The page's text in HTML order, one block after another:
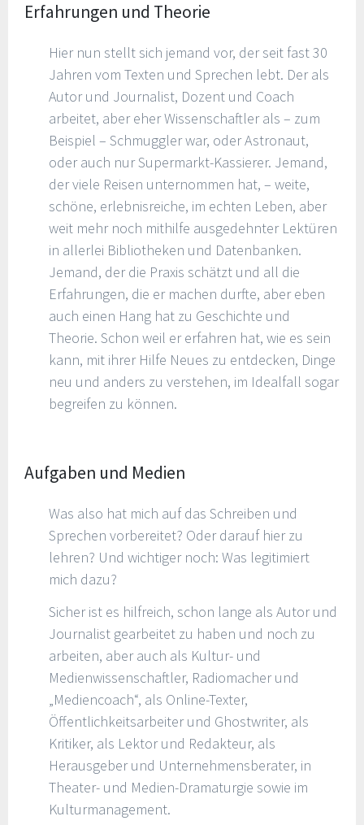
Erfahrungen und Theorie
Hier nun stellt sich jemand vor, der seit fast 30
Jahren vom Texten und Sprechen lebt. Der als
Autor und Journalist, Dozent und Coach
arbeitet, aber eher Wissenschaftler als – zum
Beispiel – Schmuggler war, oder Astronaut,
oder auch nur Supermarkt-Kassierer. Jemand,
der viele Reisen unternommen hat, – weite,
schöne, erlebnisreiche, im echten Leben, aber
weit mehr noch mithilfe ausgedehnter Lektüren
in allerlei Bibliotheken und Datenbanken.
Jemand, der die Praxis schätzt und all die
Erfahrungen, die er machen durfte, aber eben
auch einen Hang hat zu Geschichte und
Theorie. Schon weil er erfahren hat, wie es sein
kann, mit ihrer Hilfe Neues zu entdecken, Dinge
neu und anders zu verstehen, im Idealfall sogar
begreifen zu können.
Aufgaben und Medien
Was also hat mich auf das Schreiben und
Sprechen vorbereitet? Oder darauf hier zu
lehren? Und wichtiger noch: Was legitimiert
mich dazu?
Sicher ist es hilfreich, schon lange als Autor und
Journalist gearbeitet zu haben und noch zu
arbeiten, aber auch als Kultur- und
Medienwissenschaftler, Radiomacher und
„Mediencoach“, als Online-Texter,
Öffentlichkeitsarbeiter und Ghostwriter, als
Kritiker, als Lektor und Redakteur, als
Herausgeber und Unternehmensberater, in
Theater- und Medien-Dramaturgie sowie im
Kulturmanagement.